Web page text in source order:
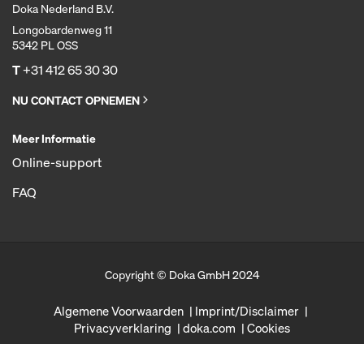
Doka Nederland B.V.
Longobardenweg 11
5342 PL OSS
T+31 412 65 30 30
NU CONTACT OPNEMEN
Meer Informatie
Online-support
FAQ
Copyright © Doka GmbH 2024
Algemene Voorwaarden
Imprint/Disclaimer
Privacyverklaring
doka.com Cookies